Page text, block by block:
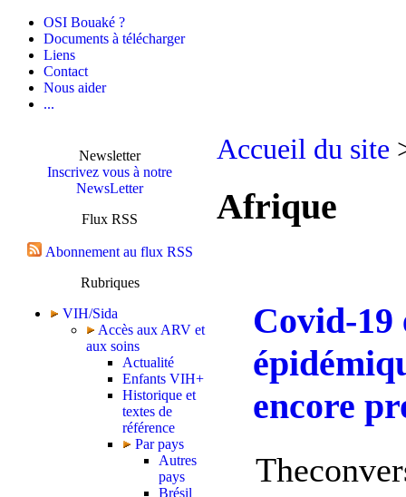
OSI Bouaké ?
Documents à télécharger
Liens
Contact
Nous aider
...
Newsletter
Inscrivez vous à notre
NewsLetter
Flux RSS
Abonnement au flux RSS
Rubriques
VIH/Sida
Accès aux ARV et
aux soins
Actualité
Enfants VIH+
Historique et
textes de
référence
Par pays
Autres
pays
Brésil
Accueil du site
Afrique
Covid-19
encore